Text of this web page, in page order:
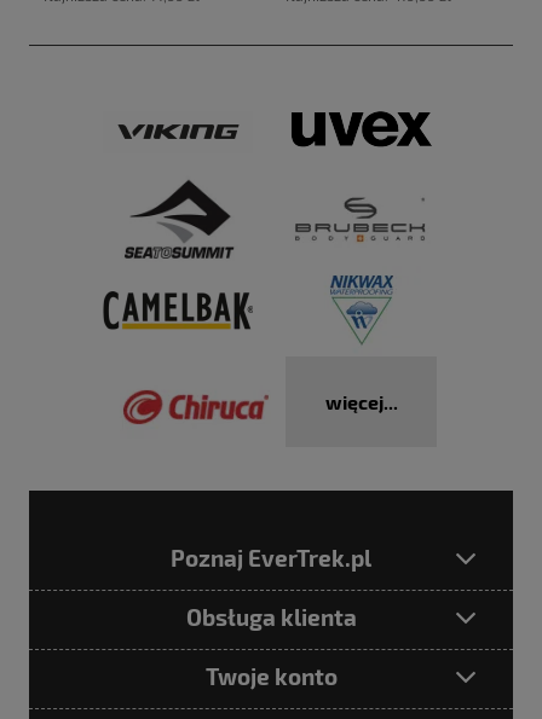
więcej...
Poznaj EverTrek.pl
Obsługa klienta
Twoje konto